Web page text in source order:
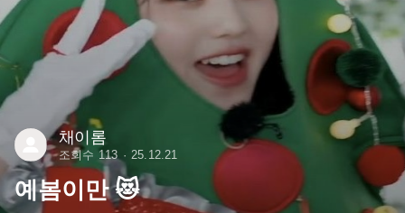
채이롬
조회수 113 25.12.21
예봄이만 😻